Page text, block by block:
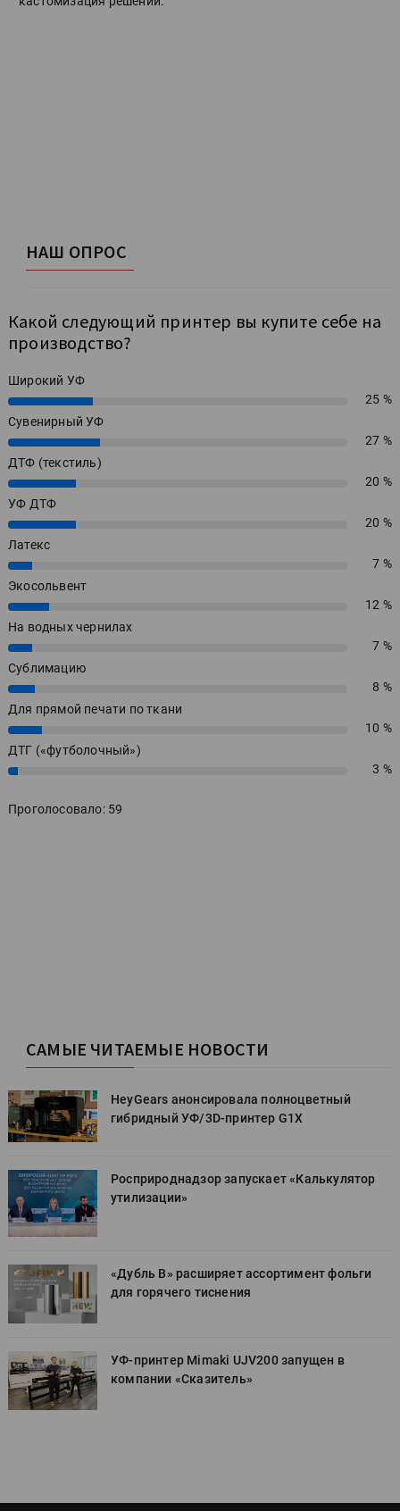
НАШ ОПРОС
Какой следующий принтер вы купите себе на
производство?
Широкий УФ
25%
25 %
Сувенирный УФ
27%
27 %
ДТФ (текстиль)
20%
20 %
УФ ДТФ
20%
20 %
Латекс
7%
7 %
Экосольвент
12%
12 %
На водных чернилах
7%
7 %
Сублимацию
8%
8 %
Для прямой печати по ткани
10%
10 %
ДТГ («футболочный»)
3% 3 %
Проголосовало: 59
САМЫЕ ЧИТАЕМЫЕ НОВОСТИ
HeyGears анонсировала полноцветный
гибридный УФ/3D-принтер G1X
Росприроднадзор запускает «Калькулятор
утилизации»
«Дубль В» расширяет ассортимент фольги
для горячего тиснения
УФ-принтер Mimaki UJV200 запущен в
компании «Сказитель»